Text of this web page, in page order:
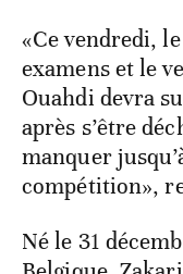
«Ce vendredi,
examens et le
Ouahdi devra
après s’être
manquer
compétition»,
Né le 31